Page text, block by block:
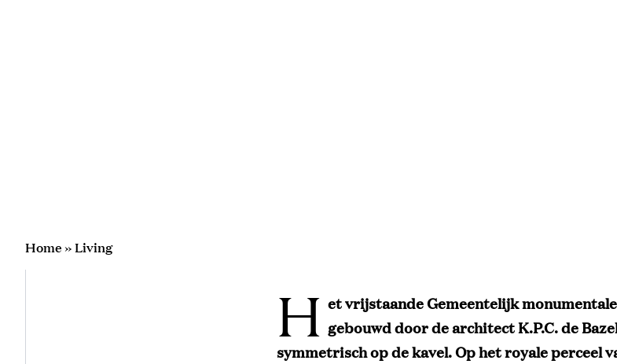
Home»Living
H et vrijstaande Gemeentelijk monumentale
gebouwd door de architect K.P.C. de
symmetrisch op de kavel. Op het royale perceel